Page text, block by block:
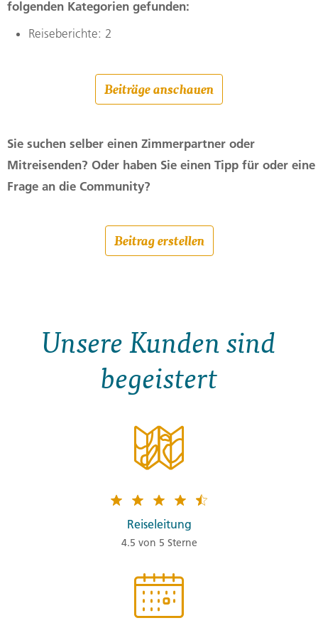
folgenden Kategorien gefunden:
Reiseberichte: 2
Beiträge anschauen
Sie suchen selber einen Zimmerpartner oder
Mitreisenden? Oder haben Sie einen Tipp für oder eine
Frage an die Community?
Beitrag erstellen
Unsere Kunden sind
begeistert
Reiseleitung
4.5 von 5 Sterne